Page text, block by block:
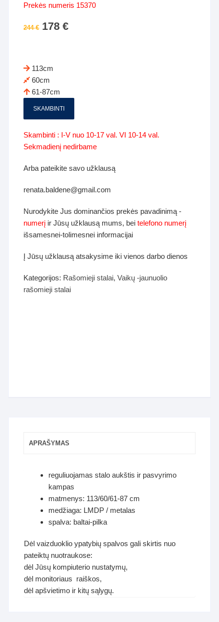
Prekės numeris 15370
244€ Original
price
178€Current
price
113cm
60cm
61-87cm
SKAMBINTI
Skambinti : I-V nuo 10-17 val. VI 10-14 val.
Sekmadienį nedirbame
Arba pateikite savo užklausą
renata.baldene@gmail.com
Nurodykite Jus dominančios prekės pavadinimą -
numerį ir Jūsų užklausą mums, beitelefono numerį
išsamesnei-tolimesnei informacijai
Į Jūsų užklausą atsakysime iki vienos darbo dienos
Kategorijos: Rašomieji stalai,Vaikų -jaunuolio
rašomieji stalai
APRAŠYMAS
reguliuojamas stalo aukštis ir pasvyrimo
kampas
matmenys: 113/60/61-87 cm
medžiaga: LMDP / metalas
spalva: baltai-pilka
Dėl vaizduoklio ypatybių spalvos gali skirtis nuo
pateiktų nuotraukose:
dėl Jūsų kompiuterio nustatymų,
dėl monitoriaus raiškos,
dėl apšvietimo ir kitų sąlygų.